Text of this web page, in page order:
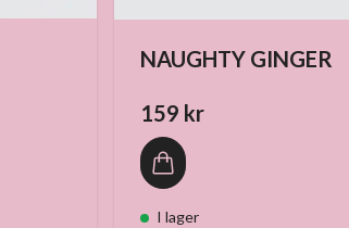
NAUGHTY GINGER
159 kr
I lager